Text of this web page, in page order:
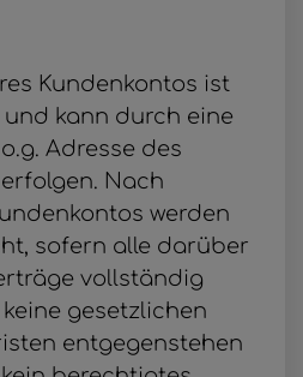
Kundenkontos ist
kann durch eine
Adresse des
Nach
werden
sofern alle darüber
vollständig
gesetzlichen
entgegenstehen